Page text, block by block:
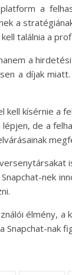
a
a
találnia a
a
a díjak
kísérnie a
de a
nek
élmény,